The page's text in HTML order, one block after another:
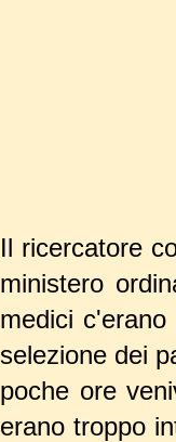
Il ricercatore
ministero
medici
selezione dei
poche ore
erano troppo